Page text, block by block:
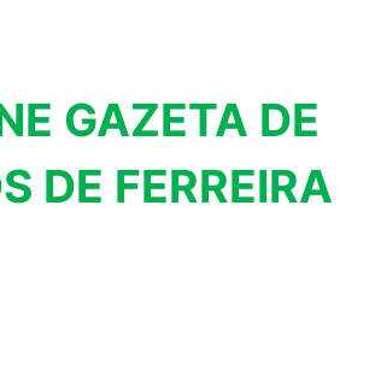
GAZETA DE
DE FERREIRA